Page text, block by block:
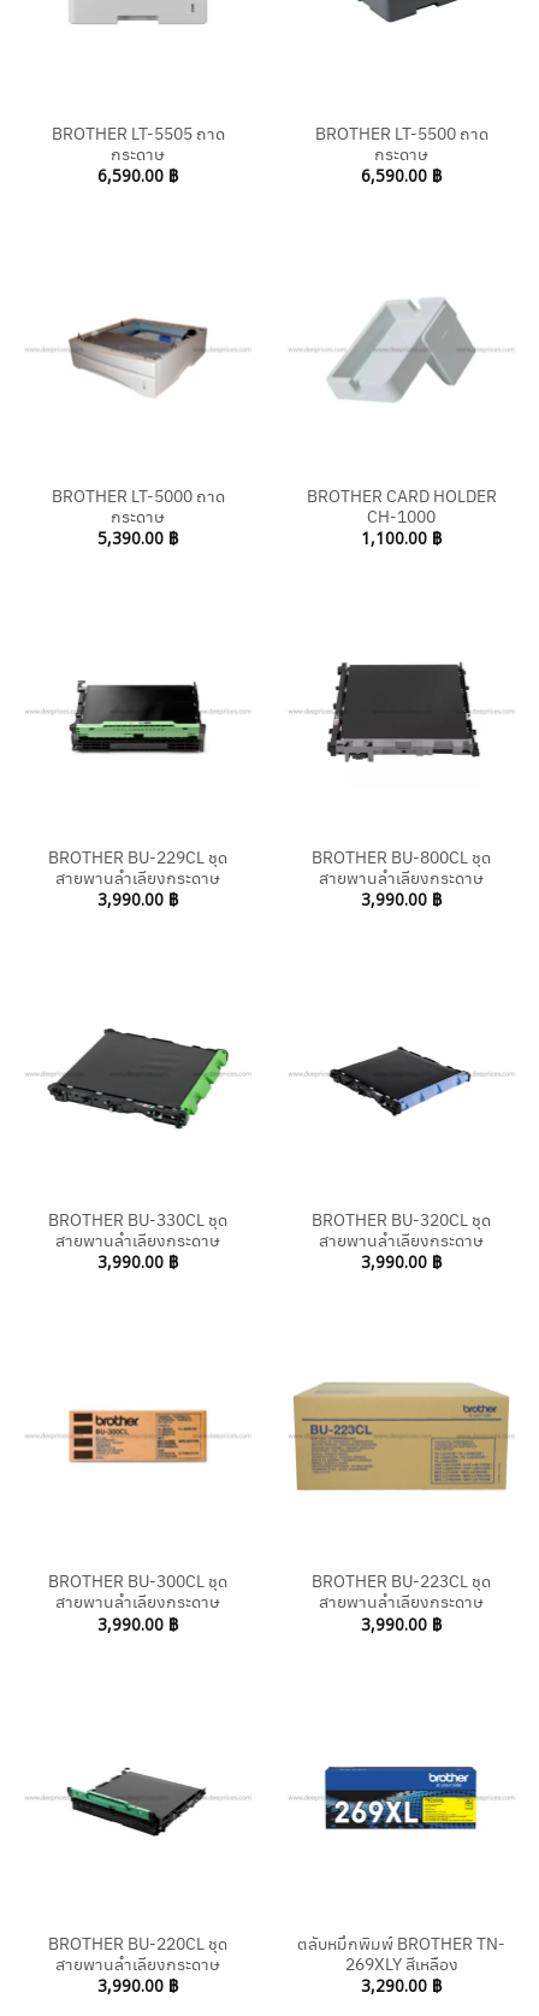
BROTHER LT-5505 ถาด
กระดาษ
6,590.00 ฿
BROTHER LT-5500 ถาด
กระดาษ
6,590.00 ฿
BROTHER LT-5000 ถาด
กระดาษ
5,390.00 ฿
BROTHER CARD HOLDER
CH-1000
1,100.00 ฿
BROTHER BU-229CL ชุด
สายพานลำเลียงกระดาษ
3,990.00 ฿
BROTHER BU-800CL ชุด
สายพานลำเลียงกระดาษ
3,990.00 ฿
BROTHER BU-330CL ชุด
สายพานลำเลียงกระดาษ
3,990.00 ฿
BROTHER BU-320CL ชุด
สายพานลำเลียงกระดาษ
3,990.00 ฿
BROTHER BU-300CL ชุด
สายพานลำเลียงกระดาษ
3,990.00 ฿
BROTHER BU-223CL ชุด
สายพานลำเลียงกระดาษ
3,990.00 ฿
BROTHER BU-220CL ชุด
สายพานลำเลียงกระดาษ
3,990.00 ฿
ตลับหมึกพิมพ์ BROTHER TN-
269XLY สีเหลือง
3,290.00 ฿